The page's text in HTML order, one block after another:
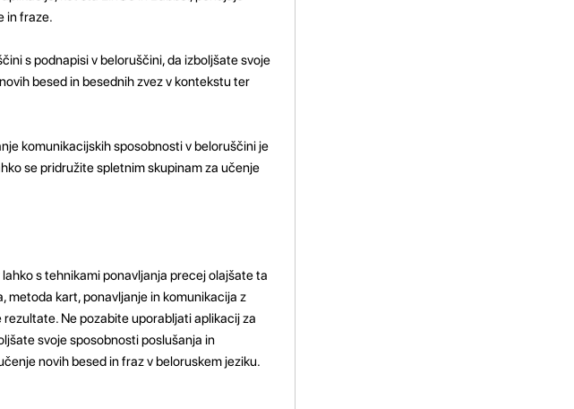
in fraze.
s podnapisi v beloruščini, da izboljšate svoje
besed in besednih zvez v kontekstu ter
komunikacijskih sposobnosti v beloruščini je
se pridružite spletnim skupinam za učenje
s tehnikami ponavljanja precej olajšate ta
metoda kart, ponavljanje in komunikacija z
Ne pozabite uporabljati aplikacij za
svoje sposobnosti poslušanja in
novih besed in fraz v beloruskem jeziku.